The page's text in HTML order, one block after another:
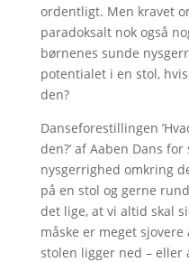
ordentligt. Men kravet
paradoksalt nok også
børnenes sunde
potentialet i en stol,
den?
Danseforestillingen
den?’ af Aaben Dans
nysgerrighed omkring
på en stol og gerne
det lige, at vi altid skal
måske er meget
stolen ligger ned – eller